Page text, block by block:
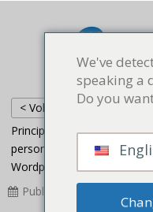
< Voltar
Principal
Blog
personalizado com AI
Wordpress rapi.Website|
Publicados
We've
speaking a
Do you